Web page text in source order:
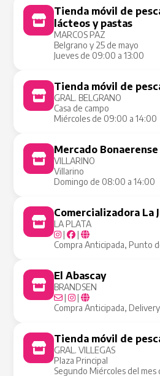
Tienda móvil de
lácteos y pastas
MARCOS PAZ
Belgrano y 25 de mayo
Jueves de 09:00 a 13:00
Tienda móvil de
GRAL. BELGRANO
Casa de campo
Miércoles de 09:00 a 14:00
Mercado Bonaerense
VILLARINO
Villarino
Domingo de 08:00 a 14:00
Comercializadora La
LA PLATA
|
|
Compra Anticipada, Punto
El Abascay
BRANDSEN
|
|
Compra Anticipada, Delivery
Tienda móvil de
GRAL. VILLEGAS
Plaza Principal
Segundo Miércoles del